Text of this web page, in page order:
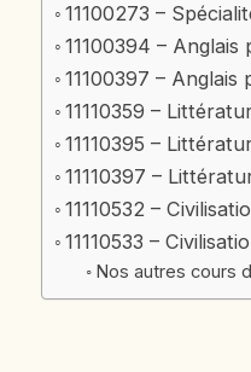
11100273 –
11100394 –
11100397 – Anglais
11110359 –
11110395 –
11110397 –
11110532 –
11110533 –
Nos autres cours